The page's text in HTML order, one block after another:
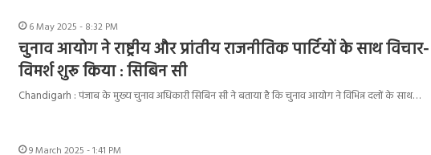
6 May 2025 - 8:32 PM
चुनाव आयोग ने राष्ट्रीय और प्रांतीय राजनीतिक पार्टियों के साथ विचार-
विमर्श शुरू किया : सिबिन सी
Chandigarh : पंजाब के मुख्य चुनाव अधिकारी सिबिन सी ने बताया है कि चुनाव आयोग ने विभिन्न दलों के साथ…
9 March 2025 - 1:41 PM